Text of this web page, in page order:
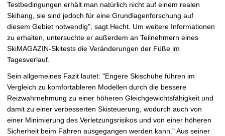
Testbedingungen erhält man natürlich nicht auf einem realen
Skihang, sie sind jedoch für eine Grundlagenforschung auf
diesem Gebiet notwendig", sagt Hecht. Um weitere Informationen
zu erhalten, untersuchte er außerdem an Teilnehmern eines
SkiMAGAZIN-Skitests die Veränderungen der Füße im
Tagesverlauf.
Sein allgemeines Fazit lautet: "Engere Skischuhe führen im
Vergleich zu komfortableren Modellen durch die bessere
Reizwahrnehmung zu einer höheren Gleichgewichtsfähigkeit und
damit zu einer verbesserten Skisteuerung, wodurch auch von
einer Minimierung des Verletzungsrisikos und von einer höheren
Sicherheit beim Fahren ausgegangen werden kann." Aus seiner